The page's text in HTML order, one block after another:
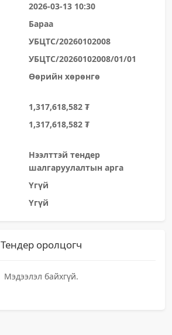
2026-03-13 10:30
Бараа
УБЦТС/20260102008
УБЦТС/20260102008/01/01
Өөрийн хөрөнгө
1,317,618,582 ₮
1,317,618,582 ₮
Нээлттэй тендер
шалгаруулалтын арга
Үгүй
Үгүй
Тендер оролцогч
Мэдээлэл байхгүй.